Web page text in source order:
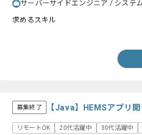
サーバーサイドエンジニア / システ
求めるスキル
募集終了 【Java】HEMSアプリ
リモートOK 20代活躍中 30代活躍中